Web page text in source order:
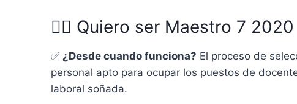
💁‍♂️ Quiero ser Maestro 7 2020
✅ ¿Desde cuando funciona? El proceso de
personal apto para ocupar los puestos de
laboral soñada.